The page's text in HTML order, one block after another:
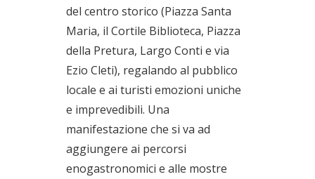
del centro storico (Piazza Santa
Maria, il Cortile Biblioteca, Piazza
della Pretura, Largo Conti e via
Ezio Cleti), regalando al pubblico
locale e ai turisti emozioni uniche
e imprevedibili. Una
manifestazione che si va ad
aggiungere ai percorsi
enogastronomici e alle mostre